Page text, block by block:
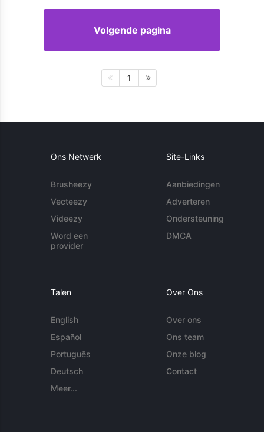
Volgende pagina
1
Ons Netwerk
Brusheezy
Vecteezy
Videezy
Word een
provider
Site-Links
Aanbiedingen
Adverteren
Ondersteuning
DMCA
Talen
English
Español
Português
Deutsch
Meer...
Over Ons
Over ons
Ons team
Onze blog
Contact